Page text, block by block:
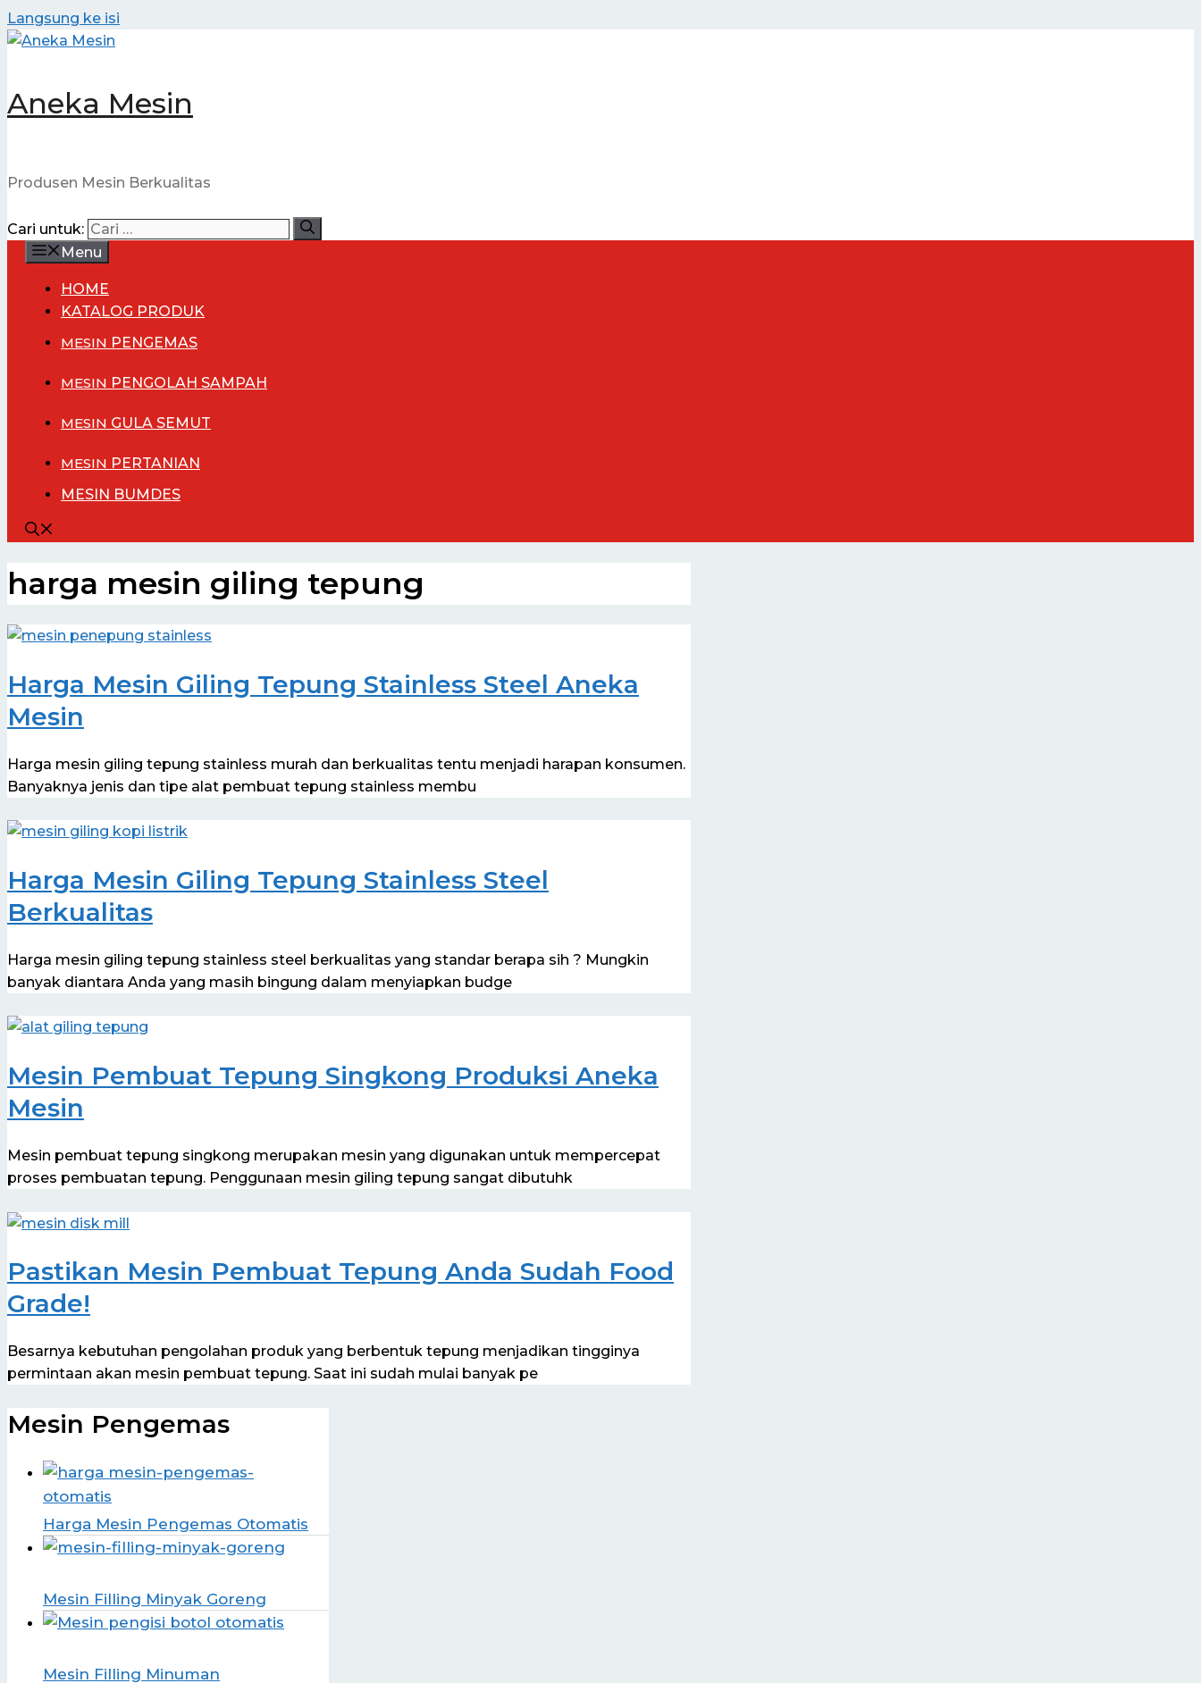
Langsung ke isi
Aneka Mesin
Produsen Mesin Berkualitas
Cari untuk:
Menu
HOME
KATALOG PRODUK
MESIN PENGEMAS
MESIN PENGOLAH SAMPAH
MESIN GULA SEMUT
MESIN PERTANIAN
MESIN BUMDES
harga mesin giling tepung
Harga Mesin Giling Tepung Stainless Steel Aneka
Mesin
Harga mesin giling tepung stainless murah dan berkualitas tentu menjadi harapan konsumen.
Banyaknya jenis dan tipe alat pembuat tepung stainless membu
Harga Mesin Giling Tepung Stainless Steel
Berkualitas
Harga mesin giling tepung stainless steel berkualitas yang standar berapa sih ? Mungkin
banyak diantara Anda yang masih bingung dalam menyiapkan budge
Mesin Pembuat Tepung Singkong Produksi Aneka
Mesin
Mesin pembuat tepung singkong merupakan mesin yang digunakan untuk mempercepat
proses pembuatan tepung. Penggunaan mesin giling tepung sangat dibutuhk
Pastikan Mesin Pembuat Tepung Anda Sudah Food
Grade!
Besarnya kebutuhan pengolahan produk yang berbentuk tepung menjadikan tingginya
permintaan akan mesin pembuat tepung. Saat ini sudah mulai banyak pe
Mesin Pengemas
Harga Mesin Pengemas Otomatis
Mesin Filling Minyak Goreng
Mesin Filling Minuman